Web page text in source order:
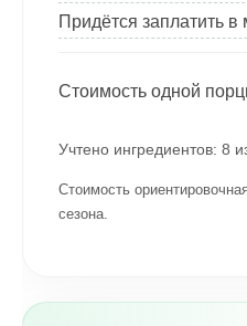
Придётся заплатить в
Стоимость одной
Учтено ингредиентов: 8
Стоимость
сезона.